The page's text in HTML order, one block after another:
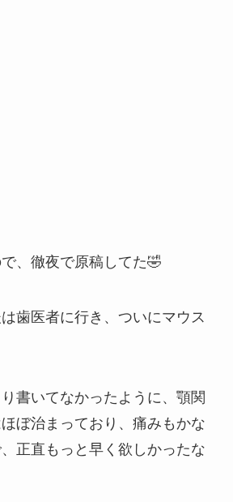
、徹夜で原稿してた🤣
歯医者に行き、ついにマウス
書いてなかったように、顎関
ぼ治まっており、痛みもかな
正直もっと早く欲しかったな